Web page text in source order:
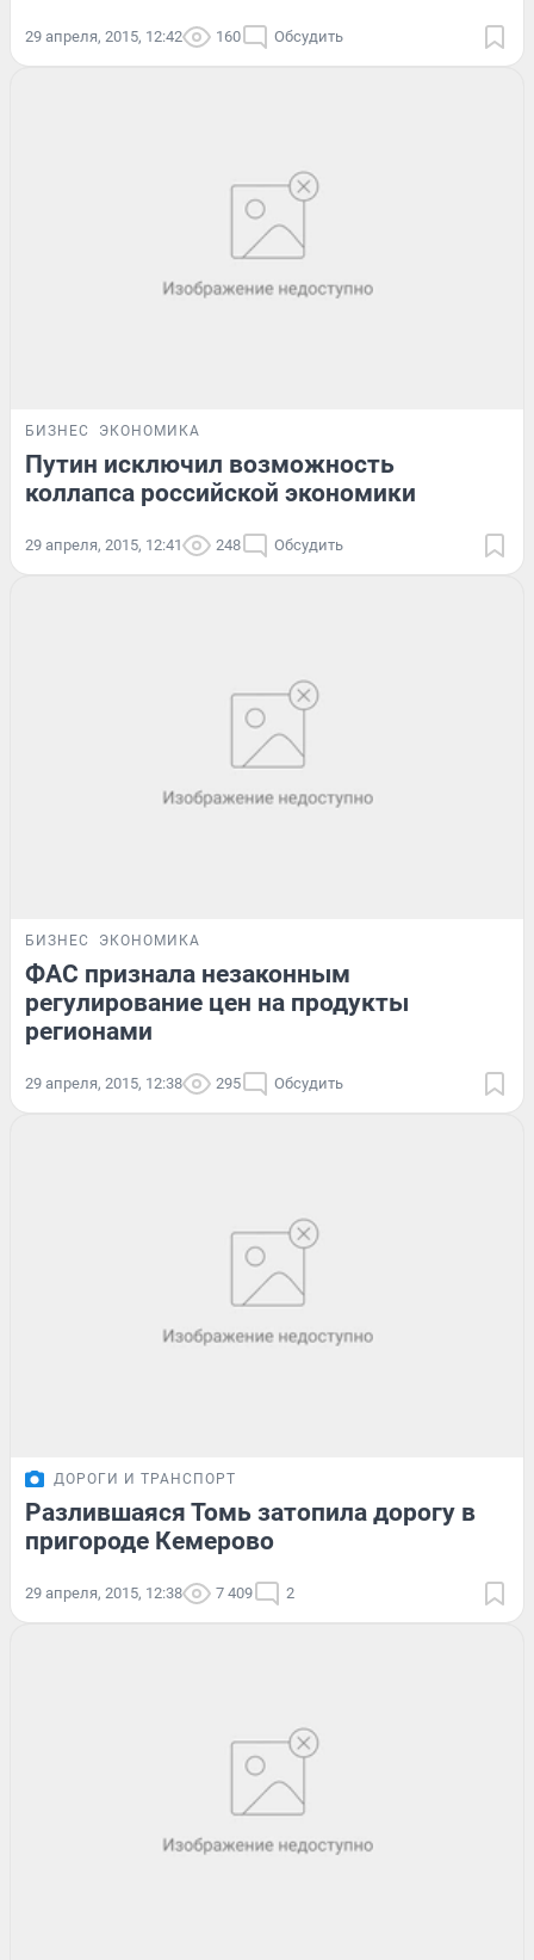
29 апреля, 2015, 12:42 160 Обсудить
БИЗНЕС ЭКОНОМИКА
Путин исключил возможность
коллапса российской экономики
29 апреля, 2015, 12:41 248 Обсудить
БИЗНЕС ЭКОНОМИКА
ФАС признала незаконным
регулирование цен на продукты
регионами
29 апреля, 2015, 12:38 295 Обсудить
ДОРОГИ И ТРАНСПОРТ
Разлившаяся Томь затопила дорогу в
пригороде Кемерово
29 апреля, 2015, 12:38 7 409 2